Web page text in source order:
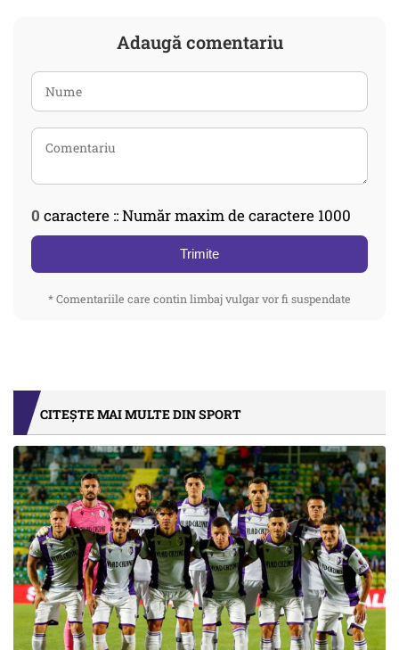
Adaugă comentariu
0 caractere :: Număr maxim de caractere 1000
Trimite
* Comentariile care contin limbaj vulgar vor fi suspendate
CITEȘTE MAI MULTE DIN SPORT